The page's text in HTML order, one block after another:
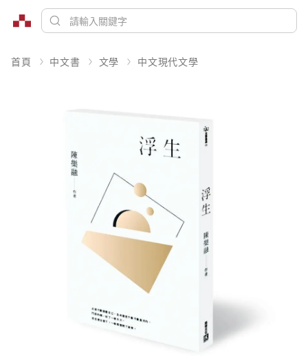
首頁 中文書 文學 中文現代文學